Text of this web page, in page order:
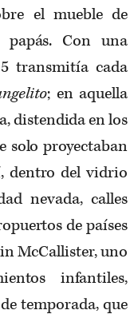
el mueble de
Con una
transmitía cada
; en aquella
distendida en los
solo proyectaban
dentro del vidrio
nevada, calles
de países
McCallister, uno
infantiles,
temporada, que